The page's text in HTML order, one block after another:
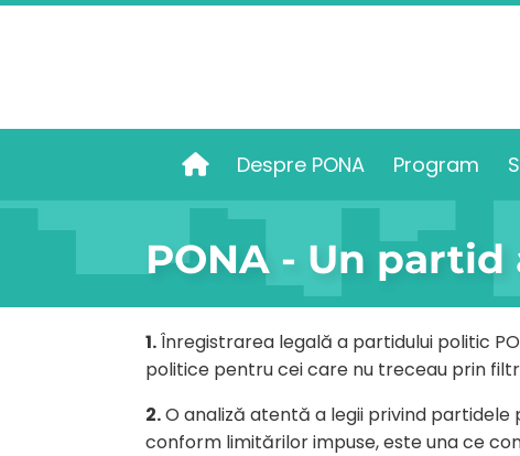
AcasăDespre PONA Program
PONA - Un
1.Înregistrarea legală a partidului politic
politice pentru cei care nu treceau prin
2.O analiză atentă a legii privind
conform limitărilor impuse, este una ce